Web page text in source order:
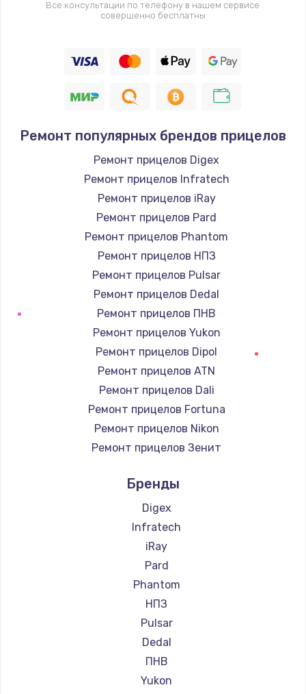
Все консультации по телефону в нашем сервисе
совершенно бесплатны
Ремонт популярных брендов прицелов
Ремонт прицелов Digex
Ремонт прицелов Infratech
Ремонт прицелов iRay
Ремонт прицелов Pard
Ремонт прицелов Phantom
Ремонт прицелов НПЗ
Ремонт прицелов Pulsar
Ремонт прицелов Dedal
Ремонт прицелов ПНВ
Ремонт прицелов Yukon
Ремонт прицелов Dipol
Ремонт прицелов ATN
Ремонт прицелов Dali
Ремонт прицелов Fortuna
Ремонт прицелов Nikon
Ремонт прицелов Зенит
Ремонт прицелов Artelv
Ремонт прицелов Hakko
Ремонт прицелов HALES
Ремонт прицелов Leica
Ремонт прицелов Vector Optics
Ремонт прицелов Carl Zeiss
Ремонт прицелов Zeiss
Ремонт прицелов AGM Global Vision
Ремонт прицелов Pilad
Ремонт прицелов Arkon
Ремонт прицелов ANYSMART
Бренды
Digex
Infratech
iRay
Pard
Phantom
НПЗ
Pulsar
Dedal
ПНВ
Yukon